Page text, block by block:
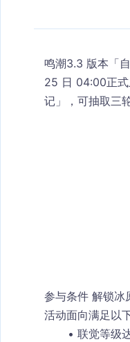
鸣潮3.3 版本「
25 日 04:00正
记」，可抽取三
参与条件 解锁冰
活动面向满足以
联觉等级